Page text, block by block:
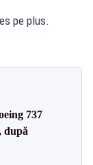
pe plus.
737
după